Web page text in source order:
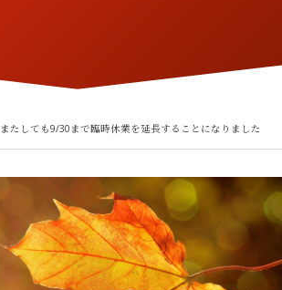
またしても9/30まで臨時休業を延長することになりました